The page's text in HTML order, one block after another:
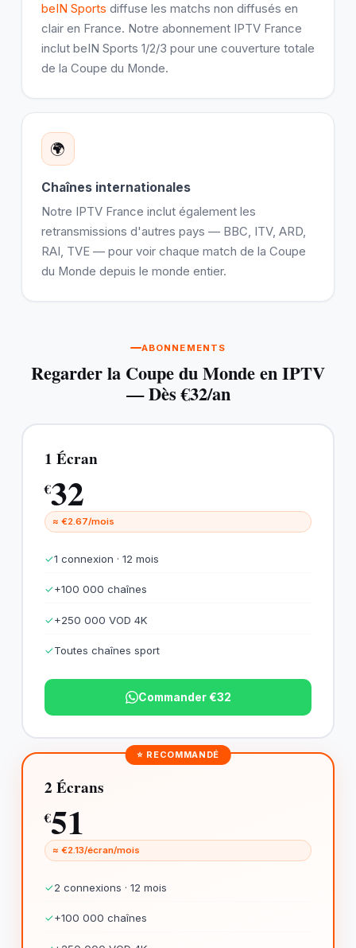
beIN Sports diffuse les matchs non diffusés en
clair en France. Notre abonnement IPTV France
inclut beIN Sports 1/2/3 pour une couverture totale
de la Coupe du Monde.
🌍
Chaînes internationales
Notre IPTV France inclut également les
retransmissions d'autres pays — BBC, ITV, ARD,
RAI, TVE — pour voir chaque match de la Coupe
du Monde depuis le monde entier.
ABONNEMENTS
Regarder la Coupe du Monde en IPTV
— Dès €32/an
1 Écran
€32
≈ €2.67/mois
✓1 connexion · 12 mois
✓+100 000 chaînes
✓+250 000 VOD 4K
✓Toutes chaînes sport
Commander €32
⭐ RECOMMANDÉ
2 Écrans
€51
≈ €2.13/écran/mois
✓2 connexions · 12 mois
✓+100 000 chaînes